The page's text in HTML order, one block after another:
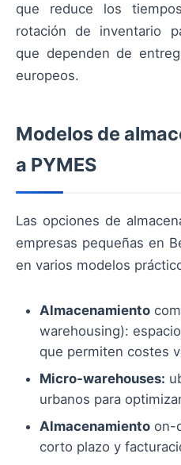
que reduce los
rotación de inventario
que dependen de
europeos.
Modelos de
a PYMES
Las opciones de
empresas pequeñas en
en varios modelos
Almacenamiento
warehousing):
que permiten costes
Micro-warehouses:
urbanos para
Almacenamiento on-
corto plazo y